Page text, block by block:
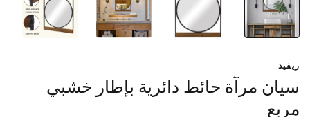
ريفيد
سيان مرآة حائط دائرية بإطار خشبي
مربع